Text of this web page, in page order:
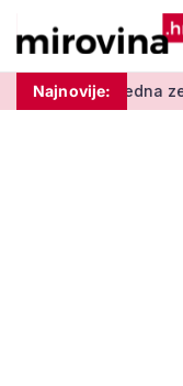
Najnovije:
zemlja sve